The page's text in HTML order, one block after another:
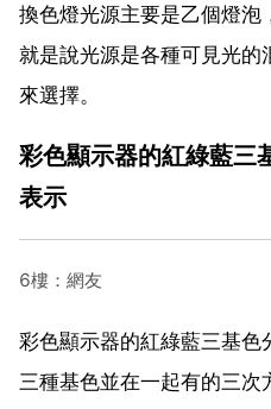
換色燈光源主要是乙個燈
就是說光源是各種可見光
來選擇。
彩色顯示器的紅綠藍三
表示
6樓：網友
彩色顯示器的紅綠藍三基色
三種基色並在一起有的三次